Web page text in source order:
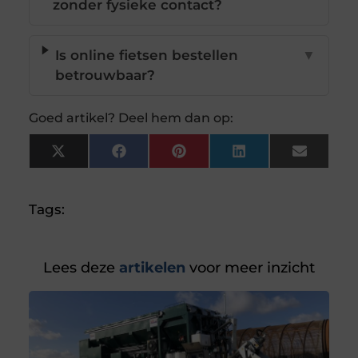
zonder fysieke contact?
Is online fietsen bestellen
betrouwbaar?
▼
Goed artikel? Deel hem dan op:
X
(Twitter)
FacebookPinterestLinkedInEmail
Tags:
Lees deze artikelen voor meer inzicht